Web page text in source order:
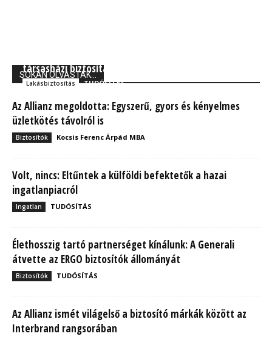
SOKAN OLVASTÁK...
társasházi biztosítás fontosságára
Lakásbiztosítás TUDÓSÍTÁS
Az Allianz megoldotta: Egyszerű, gyors és kényelmes
üzletkötés távolról is
Biztosítók Kocsis Ferenc Árpád MBA
Volt, nincs: Eltűntek a külföldi befektetők a hazai
ingatlanpiacról
Ingatlan TUDÓSÍTÁS
Élethosszig tartó partnerséget kínálunk: A Generali
átvette az ERGO biztosítók állományát
Biztosítók TUDÓSÍTÁS
Az Allianz ismét világelső a biztosító márkák között az
Interbrand rangsorában